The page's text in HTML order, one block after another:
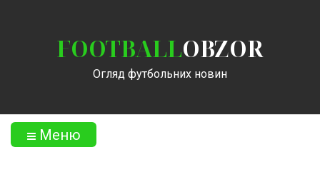
FOOTBALLOBZOR
Огляд футбольних новин
Меню